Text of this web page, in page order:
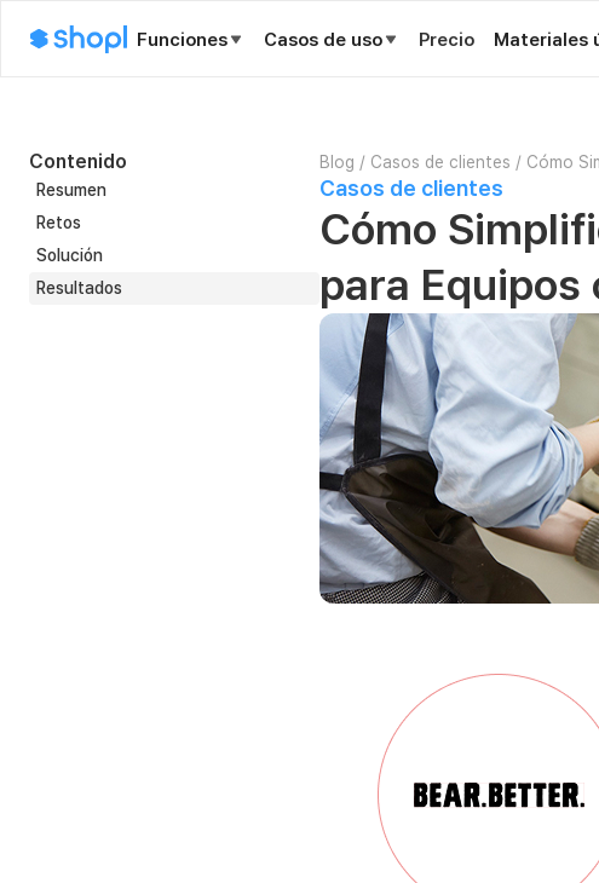
Funciones Casos de uso Precio Materiales
Contenido
Resumen
Retos
Solución
Resultados
Blog / Casos de clientes / Cómo
Casos de clientes
Cómo
para